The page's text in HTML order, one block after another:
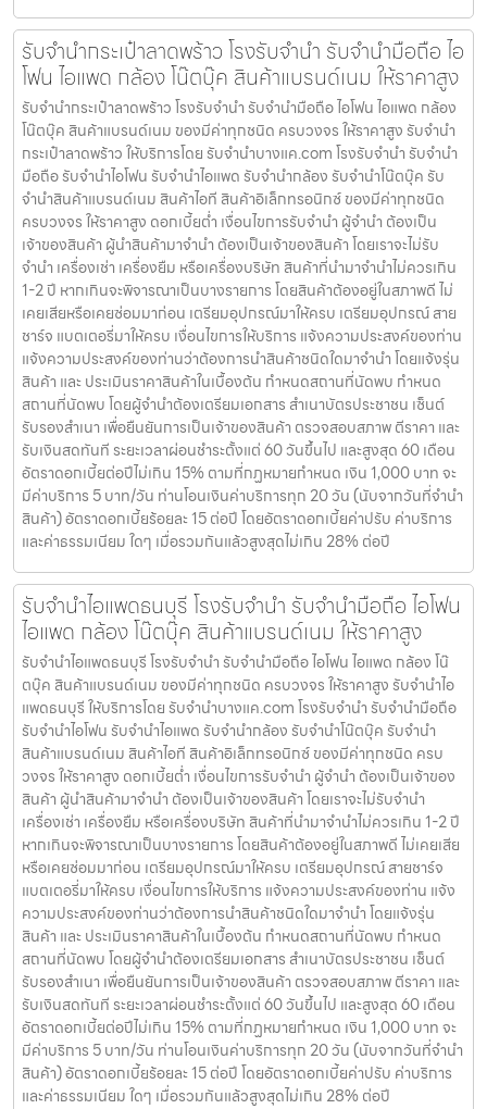
รับจำนำกระเป๋าลาดพร้าว โรงรับจำนำ รับจำนำมือถือ ไอ
โฟน ไอแพด กล้อง โน๊ตบุ๊ค สินค้าแบรนด์เนม ให้ราคาสูง
รับจำนำกระเป๋าลาดพร้าว โรงรับจำนำ รับจำนำมือถือ ไอโฟน ไอแพด กล้อง
โน๊ตบุ๊ค สินค้าแบรนด์เนม ของมีค่าทุกชนิด ครบวงจร ให้ราคาสูง รับจำนำ
กระเป๋าลาดพร้าว ให้บริการโดย รับจํานําบางแค.com โรงรับจำนำ รับจำนำ
มือถือ รับจำนำไอโฟน รับจำนำไอแพด รับจำนำกล้อง รับจำนำโน๊ตบุ๊ค รับ
จำนำสินค้าแบรนด์เนม สินค้าไอที สินค้าอิเล็กทรอนิกซ์ ของมีค่าทุกชนิด
ครบวงจร ให้ราคาสูง ดอกเบี้ยต่ำ เงื่อนไขการรับจำนำ ผู้จำนำ ต้องเป็น
เจ้าของสินค้า ผู้นำสินค้ามาจำนำ ต้องเป็นเจ้าของสินค้า โดยเราจะไม่รับ
จำนำ เครื่องเช่า เครื่องยืม หรือเครื่องบริษัท สินค้าที่นำมาจำนำไม่ควรเกิน
1-2 ปี หากเกินจะพิจารณาเป็นบางรายการ โดยสินค้าต้องอยู่ในสภาพดี ไม่
เคยเสียหรือเคยซ่อมมาก่อน เตรียมอุปกรณ์มาให้ครบ เตรียมอุปกรณ์ สาย
ชาร์จ แบตเตอรี่มาให้ครบ เงื่อนไขการให้บริการ แจ้งความประสงค์ของท่าน
แจ้งความประสงค์ของท่านว่าต้องการนำสินค้าชนิดใดมาจำนำ โดยแจ้งรุ่น
สินค้า และ ประเมินราคาสินค้าในเบื้องต้น กำหนดสถานที่นัดพบ กำหนด
สถานที่นัดพบ โดยผู้จำนำต้องเตรียมเอกสาร สำเนาบัตรประชาชน เซ็นต์
รับรองสำเนา เพื่อยืนยันการเป็นเจ้าของสินค้า ตรวจสอบสภาพ ตีราคา และ
รับเงินสดทันที ระยะเวลาผ่อนชำระตั้งแต่ 60 วันขึ้นไป และสูงสุด 60 เดือน
อัตราดอกเบี้ยต่อปีไม่เกิน 15% ตามที่กฏหมายกำหนด เงิน 1,000 บาท จะ
มีค่าบริการ 5 บาท/วัน ท่านโอนเงินค่าบริการทุก 20 วัน (นับจากวันที่จำนำ
สินค้า) อัตราดอกเบี้ยร้อยละ 15 ต่อปี โดยอัตราดอกเบี้ยค่าปรับ ค่าบริการ
และค่าธรรมเนียม ใดๆ เมื่อรวมกันแล้วสูงสุดไม่เกิน 28% ต่อปี
รับจำนำไอแพดธนบุรี โรงรับจำนำ รับจำนำมือถือ ไอโฟน
ไอแพด กล้อง โน๊ตบุ๊ค สินค้าแบรนด์เนม ให้ราคาสูง
รับจำนำไอแพดธนบุรี โรงรับจำนำ รับจำนำมือถือ ไอโฟน ไอแพด กล้อง โน๊
ตบุ๊ค สินค้าแบรนด์เนม ของมีค่าทุกชนิด ครบวงจร ให้ราคาสูง รับจำนำไอ
แพดธนบุรี ให้บริการโดย รับจํานําบางแค.com โรงรับจำนำ รับจำนำมือถือ
รับจำนำไอโฟน รับจำนำไอแพด รับจำนำกล้อง รับจำนำโน๊ตบุ๊ค รับจำนำ
สินค้าแบรนด์เนม สินค้าไอที สินค้าอิเล็กทรอนิกซ์ ของมีค่าทุกชนิด ครบ
วงจร ให้ราคาสูง ดอกเบี้ยต่ำ เงื่อนไขการรับจำนำ ผู้จำนำ ต้องเป็นเจ้าของ
สินค้า ผู้นำสินค้ามาจำนำ ต้องเป็นเจ้าของสินค้า โดยเราจะไม่รับจำนำ
เครื่องเช่า เครื่องยืม หรือเครื่องบริษัท สินค้าที่นำมาจำนำไม่ควรเกิน 1-2 ปี
หากเกินจะพิจารณาเป็นบางรายการ โดยสินค้าต้องอยู่ในสภาพดี ไม่เคยเสีย
หรือเคยซ่อมมาก่อน เตรียมอุปกรณ์มาให้ครบ เตรียมอุปกรณ์ สายชาร์จ
แบตเตอรี่มาให้ครบ เงื่อนไขการให้บริการ แจ้งความประสงค์ของท่าน แจ้ง
ความประสงค์ของท่านว่าต้องการนำสินค้าชนิดใดมาจำนำ โดยแจ้งรุ่น
สินค้า และ ประเมินราคาสินค้าในเบื้องต้น กำหนดสถานที่นัดพบ กำหนด
สถานที่นัดพบ โดยผู้จำนำต้องเตรียมเอกสาร สำเนาบัตรประชาชน เซ็นต์
รับรองสำเนา เพื่อยืนยันการเป็นเจ้าของสินค้า ตรวจสอบสภาพ ตีราคา และ
รับเงินสดทันที ระยะเวลาผ่อนชำระตั้งแต่ 60 วันขึ้นไป และสูงสุด 60 เดือน
อัตราดอกเบี้ยต่อปีไม่เกิน 15% ตามที่กฏหมายกำหนด เงิน 1,000 บาท จะ
มีค่าบริการ 5 บาท/วัน ท่านโอนเงินค่าบริการทุก 20 วัน (นับจากวันที่จำนำ
สินค้า) อัตราดอกเบี้ยร้อยละ 15 ต่อปี โดยอัตราดอกเบี้ยค่าปรับ ค่าบริการ
และค่าธรรมเนียม ใดๆ เมื่อรวมกันแล้วสูงสุดไม่เกิน 28% ต่อปี